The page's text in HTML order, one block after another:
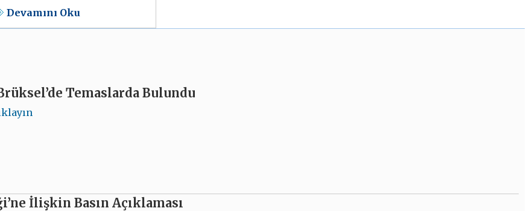
Devamını Oku
Temaslarda Bulundu
İlişkin Basın Açıklaması